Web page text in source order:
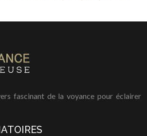
fascinant de la voyance pour éclairer